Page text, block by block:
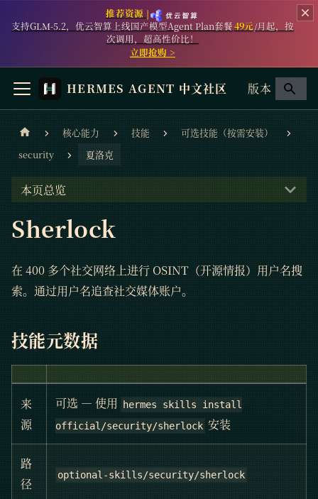
推荐资源 |
支持GLM-5.2，优云智算上线国产模型Agent Plan套餐49元/月起，按
次调用，超高性价比！
立即抢购 >
HERMES AGENT 中文社区 版本
核心能力 技能
可选技能（按需安装）
security
夏洛克
本页总览
Sherlock
在 400 多个社交网络上进行 OSINT（开源情报）用户名搜
索。通过用户名追查社交媒体账户。
技能元数据
来
源
可选 — 使用
hermes skills install
official/security/sherlock 安装
路
径
optional-skills/security/sherlock